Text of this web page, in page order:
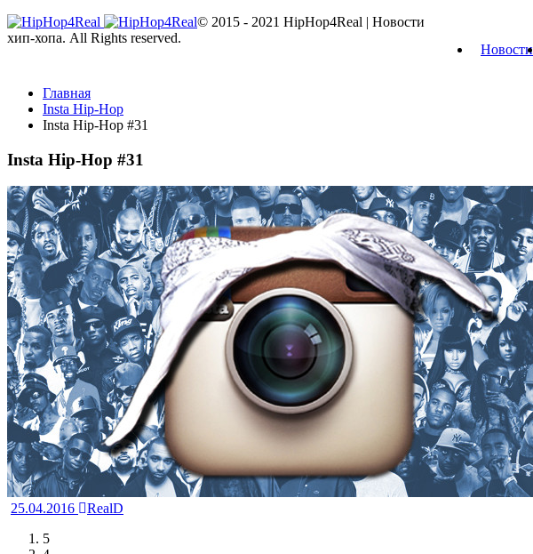
Новости
Главная
Insta Hip-Hop
Insta Hip-Hop #31
Insta Hip-Hop #31
25.04.2016
RealD
5
© 2015 - 2021 HipHop4Real | Новости
хип-хопа. All Rights reserved.